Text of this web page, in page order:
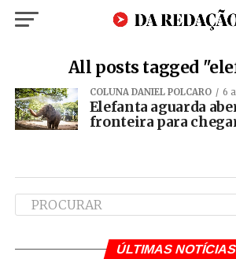
All posts tagged
COLUNA DANIEL POLCARO 6
Elefanta aguarda
fronteira para
ÚLTIMAS NOTÍCIAS